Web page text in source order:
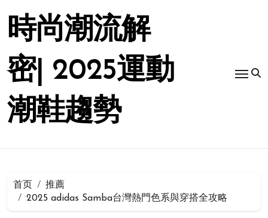
時尚潮流解
密| 2025運動
潮鞋趨勢
首页
推薦
2025 adidas Samba台灣熱門色系與穿搭全攻略